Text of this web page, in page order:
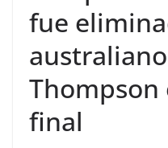
fue
Thompson
final